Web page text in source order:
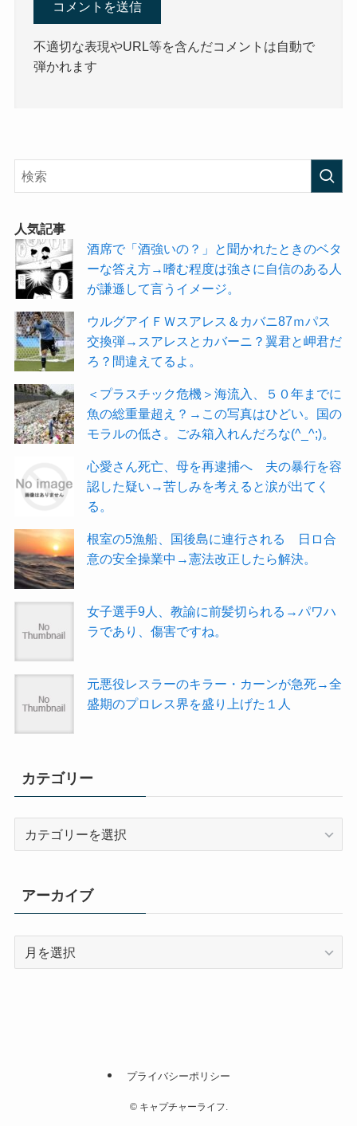
不適切な表現やURL等を含んだコメントは自動で
弾かれます
人気記事
酒席で「酒強いの？」と聞かれたときのベタ
ーな答え方→嗜む程度は強さに自信のある人
が謙遜して言うイメージ。
ウルグアイＦＷスアレス＆カバニ87ｍパス
交換弾→スアレスとカバーニ？翼君と岬君だ
ろ？間違えてるよ。
＜プラスチック危機＞海流入、５０年までに
魚の総重量超え？→この写真はひどい。国の
モラルの低さ。ごみ箱入れんだろな(^_^;)。
心愛さん死亡、母を再逮捕へ 夫の暴行を容
認した疑い→苦しみを考えると涙が出てく
る。
根室の5漁船、国後島に連行される 日ロ合
意の安全操業中→憲法改正したら解決。
女子選手9人、教諭に前髪切られる→パワハ
ラであり、傷害ですね。
元悪役レスラーのキラー・カーンが急死→全
盛期のプロレス界を盛り上げた１人
カテゴリー
ー
アーカイブ
プライバシーポリシー
©キャプチャーライフ.